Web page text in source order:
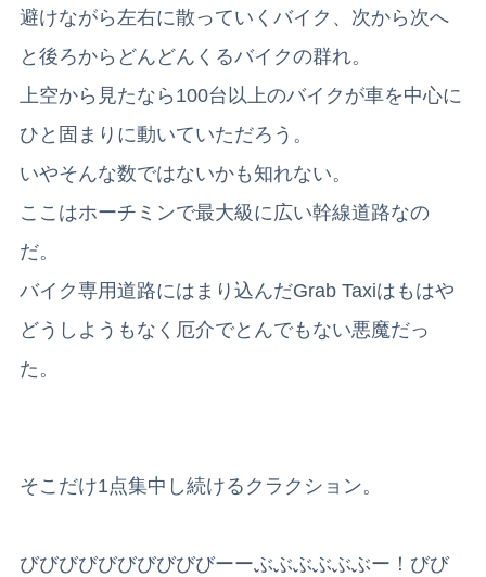
避けながら左右に散っていくバイク、次から次へ
と後ろからどんどんくるバイクの群れ。
上空から見たなら100台以上のバイクが車を中心に
ひと固まりに動いていただろう。
いやそんな数ではないかも知れない。
ここはホーチミンで最大級に広い幹線道路なの
だ。
バイク専用道路にはまり込んだGrab Taxiはもはや
どうしようもなく厄介でとんでもない悪魔だっ
た。
そこだけ1点集中し続けるクラクション。
びびびびびびびびびびーーぶぶぶぶぶぶー！びび